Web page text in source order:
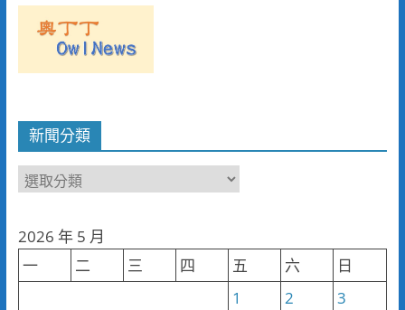
新聞分類
新
類
2026 年 5 月
一
二 三 四 五 六
日
1
2
3